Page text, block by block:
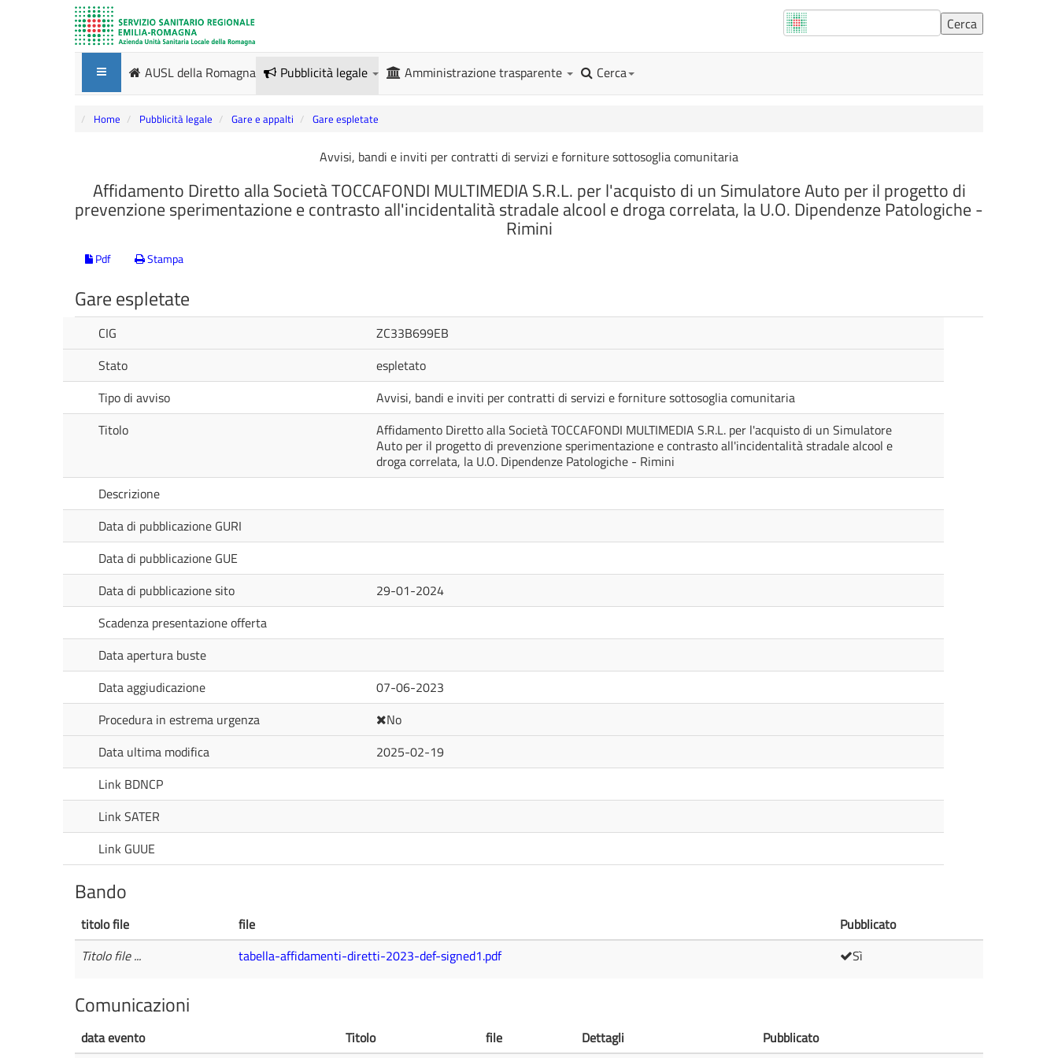
AUSL della Romagna Pubblicità legale Amministrazione trasparente Cerca
Home Pubblicità legale Gare e appalti Gare espletate
Avvisi, bandi e inviti per contratti di servizi e forniture sottosoglia comunitaria
Affidamento Diretto alla Società TOCCAFONDI MULTIMEDIA S.R.L. per l'acquisto di un Simulatore Auto per il progetto di
prevenzione sperimentazione e contrasto all'incidentalità stradale alcool e droga correlata, la U.O. Dipendenze Patologiche -
Rimini
Pdf Stampa
Gare espletate
CIG
ZC33B699EB
Stato
espletato
Tipo di avviso
Avvisi, bandi e inviti per contratti di servizi e forniture sottosoglia comunitaria
Titolo
Affidamento Diretto alla Società TOCCAFONDI MULTIMEDIA S.R.L. per l'acquisto di un Simulatore
Auto per il progetto di prevenzione sperimentazione e contrasto all'incidentalità stradale alcool e
droga correlata, la U.O. Dipendenze Patologiche - Rimini
Descrizione
Data di pubblicazione GURI
Data di pubblicazione GUE
Data di pubblicazione sito
29-01-2024
Scadenza presentazione offerta
Data apertura buste
Data aggiudicazione
07-06-2023
Procedura in estrema urgenza
No
Data ultima modifica
2025-02-19
Link BDNCP
Link SATER
Link GUUE
Bando
titolo file file
Pubblicato
Titolo file ...
tabella-affidamenti-diretti-2023-def-signed1.pdf Sì
Comunicazioni
data evento Titolo file Dettagli Pubblicato